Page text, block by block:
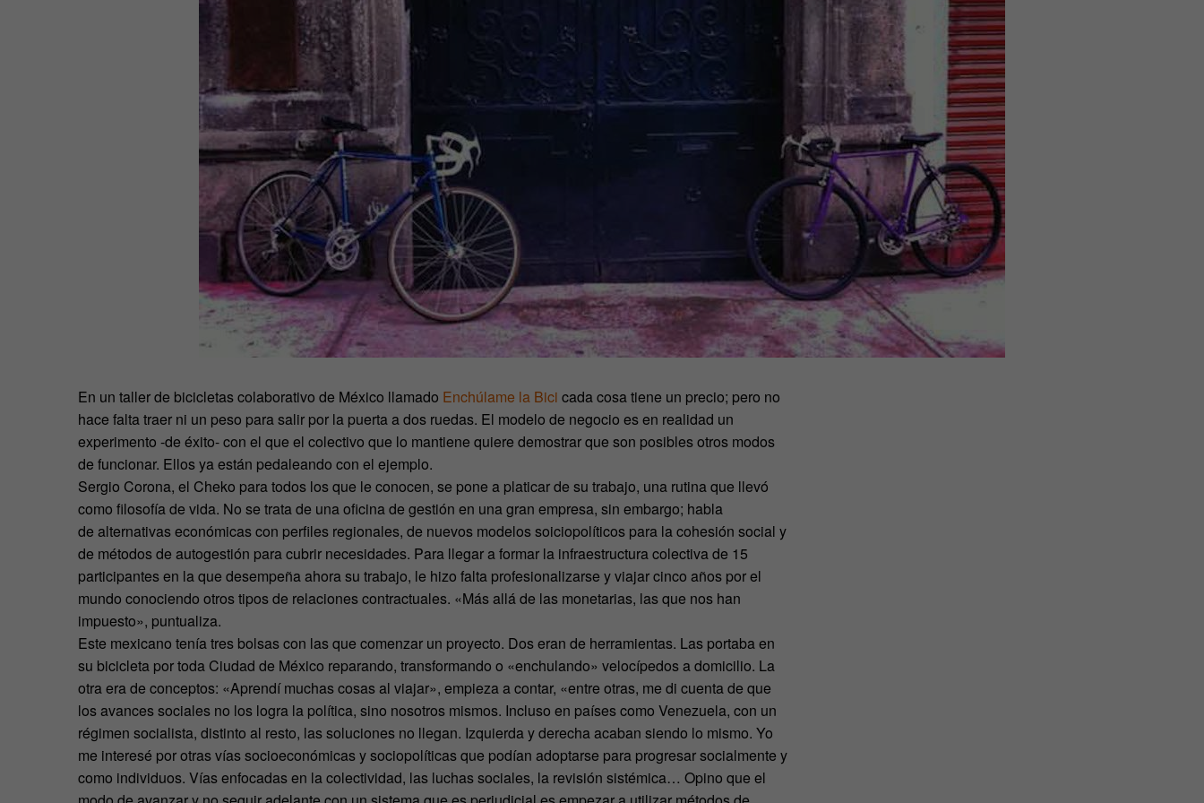
En un taller de bicicletas colaborativo de México llamado Enchúlame la Bici cada cosa tiene un precio; pero no
hace falta traer ni un peso para salir por la puerta a dos ruedas. El modelo de negocio es en realidad un
experimento -de éxito- con el que el colectivo que lo mantiene quiere demostrar que son posibles otros modos
de funcionar. Ellos ya están pedaleando con el ejemplo.
Sergio Corona, el Cheko para todos los que le conocen, se pone a platicar de su trabajo, una rutina que llevó
como filosofía de vida. No se trata de una oficina de gestión en una gran empresa, sin embargo; habla
de alternativas económicas con perfiles regionales, de nuevos modelos soiciopolíticos para la cohesión social y
de métodos de autogestión para cubrir necesidades. Para llegar a formar la infraestructura colectiva de 15
participantes en la que desempeña ahora su trabajo, le hizo falta profesionalizarse y viajar cinco años por el
mundo conociendo otros tipos de relaciones contractuales. «Más allá de las monetarias, las que nos han
impuesto», puntualiza.
Este mexicano tenía tres bolsas con las que comenzar un proyecto. Dos eran de herramientas. Las portaba en
su bicicleta por toda Ciudad de México reparando, transformando o «enchulando» velocípedos a domicilio. La
otra era de conceptos: «Aprendí muchas cosas al viajar», empieza a contar, «entre otras, me di cuenta de que
los avances sociales no los logra la política, sino nosotros mismos. Incluso en países como Venezuela, con un
régimen socialista, distinto al resto, las soluciones no llegan. Izquierda y derecha acaban siendo lo mismo. Yo
me interesé por otras vías socioeconómicas y sociopolíticas que podían adoptarse para progresar socialmente y
como individuos. Vías enfocadas en la colectividad, las luchas sociales, la revisión sistémica… Opino que el